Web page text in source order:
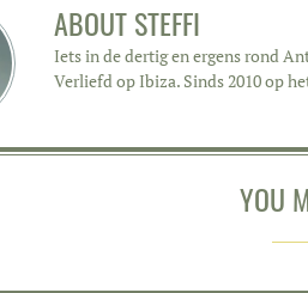
ABOUTSTEFFI
Iets in de dertig en ergens rond
Verliefd op Ibiza. Sinds 2010 op
YOU